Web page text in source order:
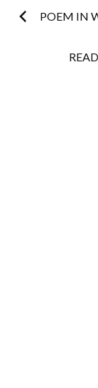
Post
navigation
POEM IN